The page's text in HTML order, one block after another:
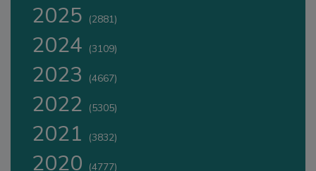
2025 (2881)
2024 (3109)
2023 (4667)
2022 (5305)
2021 (3832)
2020 (4777)